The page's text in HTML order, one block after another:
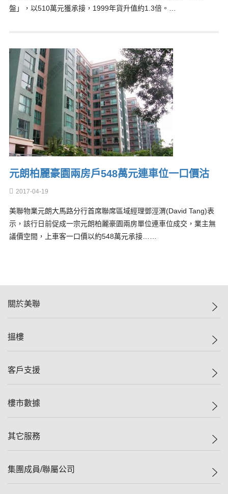
盤」，以510萬元獲承接，1999年貨升值約1.3倍。…
元朗柏麗豪園兩房戶548萬元連車位一口價沽
2017-04-19
美聯物業元朗大馬路分行首席聯席區域經理鄧涇渭(David Tang)表
示，該行日前促成一宗元朗柏麗豪園兩房單位連車位成交，業主無
議價空間，上車客一口價以約548萬元承接……
關於美聯
美聯集團
人才招募
搵樓
一手新盤
減價
美聯豪宅
獨家樓盤
租盤
客戶支援
自助放盤
查詢熱線
按揭計算機
負擔能力計算機
樓市數據
樓價指數
歷史成交
其它服務
屋苑專頁
集團成員/聯屬公司